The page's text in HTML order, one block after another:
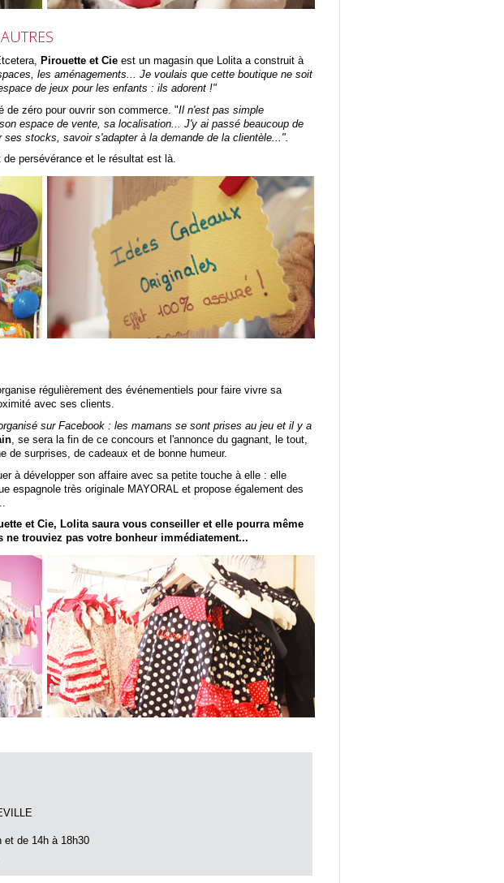
Pirouette et Cie est un magasin que Lolita a construit à
les aménagements... Je voulais que cette boutique ne soit
de jeux pour les enfants : ils adorent !"
de zéro pour ouvrir son commerce. "Il n'est pas simple
espace de vente, sa localisation... J'y ai passé beaucoup de
stocks, savoir s'adapter à la demande de la clientèle...".
persévérance et le résultat est là.
régulièrement des événementiels pour faire vivre sa
avec ses clients.
sur Facebook : les mamans se sont prises au jeu et il y a
, se sera la fin de ce concours et l'annonce du gagnant, le tout,
de surprises, de cadeaux et de bonne humeur.
à développer son affaire avec sa petite touche à elle : elle
espagnole très originale MAYORAL et propose également des
et Cie, Lolita saura vous conseiller et elle pourra même
trouviez pas votre bonheur immédiatement...
et de 14h à 18h30